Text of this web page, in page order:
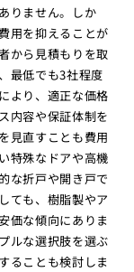
りません。しか
用を抑えることが
から見積もりを取
最低でも3社程度
より、適正な価格
内容や保証体制を
見直すことも費用
特殊なドアや高機
な折戸や開き戸で
ても、樹脂製やア
価な傾向にありま
ルな選択肢を選ぶ
ることも検討しま